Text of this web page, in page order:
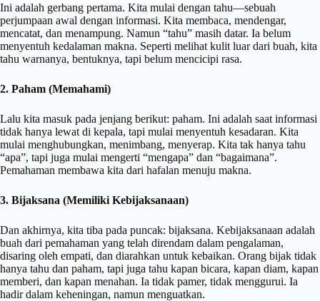
Ini adalah gerbang pertama. Kita mulai dengan tahu—sebuah
perjumpaan awal dengan informasi. Kita membaca, mendengar,
mencatat, dan menampung. Namun “tahu” masih datar. Ia belum
menyentuh kedalaman makna. Seperti melihat kulit luar dari buah, kita
tahu warnanya, bentuknya, tapi belum mencicipi rasa.
2. Paham (Memahami)
Lalu kita masuk pada jenjang berikut: paham. Ini adalah saat informasi
tidak hanya lewat di kepala, tapi mulai menyentuh kesadaran. Kita
mulai menghubungkan, menimbang, menyerap. Kita tak hanya tahu
“apa”, tapi juga mulai mengerti “mengapa” dan “bagaimana”.
Pemahaman membawa kita dari hafalan menuju makna.
3. Bijaksana (Memiliki Kebijaksanaan)
Dan akhirnya, kita tiba pada puncak: bijaksana. Kebijaksanaan adalah
buah dari pemahaman yang telah direndam dalam pengalaman,
disaring oleh empati, dan diarahkan untuk kebaikan. Orang bijak tidak
hanya tahu dan paham, tapi juga tahu kapan bicara, kapan diam, kapan
memberi, dan kapan menahan. Ia tidak pamer, tidak menggurui. Ia
hadir dalam keheningan, namun menguatkan.